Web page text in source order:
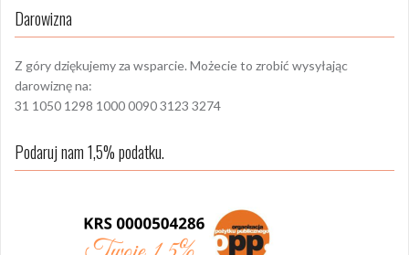
Darowizna
Z góry dziękujemy za wsparcie. Możecie to zrobić wysyłając
darowiznę na:
31 1050 1298 1000 0090 3123 3274
Podaruj nam 1,5% podatku.